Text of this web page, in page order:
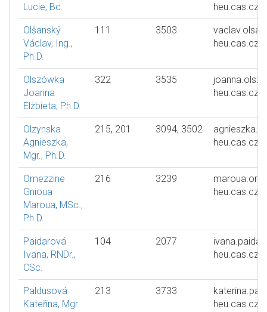
Lucie, Bc.
heu.cas.cz
Olšanský
Václav, Ing.,
Ph.D.
111 3503
heu.cas.cz
Olszówka
Joanna
Elżbieta, Ph.D.
322 3535
heu.cas.cz
Olzynska
Agnieszka,
Mgr., Ph.D.
215, 201 3094, 3502
heu.cas.cz
Omezzine
Gnioua
Maroua, MSc.,
Ph.D.
216 3239
heu.cas.cz
Paidarová
Ivana, RNDr.,
CSc.
104 2077
heu.cas.cz
Paldusová
Kateřina, Mgr.
213 3733
heu.cas.cz